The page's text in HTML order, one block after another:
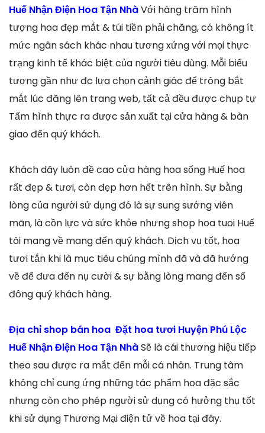
Huế Nhận Điện Hoa Tận NhàVới hàng trăm hình
tượng hoa đẹp mắt & túi tiền phải chăng, có không ít
mức ngân sách khác nhau tương xứng với mọi thực
trạng kinh tế khác biệt của người tiêu dùng. Mỗi biểu
tượng gần như đc lựa chọn cảnh giác để trông bắt
mắt lúc đăng lên trang web, tất cả đều được chụp tự
Tấm hình thực ra được sản xuất tại cửa hàng & bàn
giao đến quý khách.
Khách dãy luôn đề cao cửa hàng hoa sống Huế hoa
rất đẹp & tươi, còn đẹp hơn hết trên hình. Sự bằng
lòng của người sử dụng đó là sự sung sướng viên
mãn, là cồn lực và sức khỏe nhưng shop hoa tuoi Huế
tôi mang về mang đến quý khách. Dịch vụ tốt, hoa
tươi tắn khi là mục tiêu chúng mình đã và đã hướng
về để đưa đến nụ cười & sự bằng lòng mang đến số
đông quý khách hàng.
Địa chỉ shop bán hoa Đặt hoa tươi Huyện Phú Lộc
Huế Nhận Điện Hoa Tận NhàSẽ là cái thương hiệu tiếp
theo sau được ra mắt đến mỗi cá nhân. Trung tâm
không chỉ cung ứng những tác phẩm hoa đặc sắc
nhưng còn cho phép người sử dụng có hưởng thụ tốt
khi sử dụng Thương Mại điện tử về hoa tại đây.